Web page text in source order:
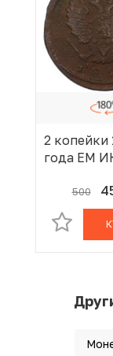
2 копейки
года ЕМ
500 В